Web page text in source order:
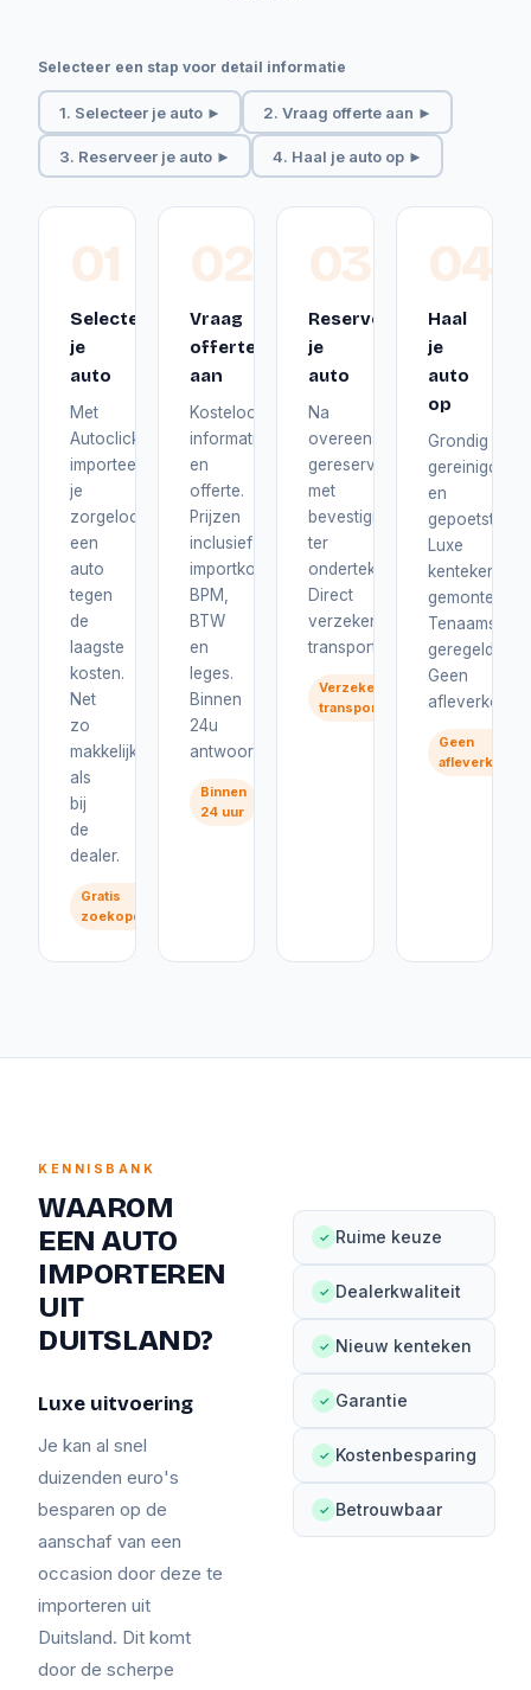
Selecteer een stap voor detail informatie
1. Selecteer je auto ► 2. Vraag offerte aan ►
3. Reserveer je auto ► 4. Haal je auto op ►
01
Selecteer
je
auto
Met
Autoclick
importeer
je
zorgeloos
een
auto
tegen
de
laagste
kosten.
Net
zo
makkelijk
als
bij
de
dealer.
Gratis
zoekopdracht
02
Vraag
offerte
aan
Kosteloos
informatie
en
offerte.
Prijzen
inclusief
importkosten,
BPM,
BTW
en
leges.
Binnen
24u
antwoord.
Binnen
24 uur
03
Reserveer
je
auto
Na
overeenstemming
gereserveerd
met
bevestiging
ter
ondertekening.
Direct
verzekerd
transport.
Verzekerd
transport
04
Haal
je
auto
op
Grondig
gereinigd
en
gepoetst.
Luxe
gemonteerd.
geregeld.
Geen
Geen
afleverkosten
KENNISBANK
WAAROM
EEN AUTO
IMPORTEREN
UIT
DUITSLAND?
Luxe uitvoering
Je kan al snel
duizenden euro's
besparen op de
aanschaf van een
occasion door deze te
importeren uit
Duitsland. Dit komt
door de scherpe
✓ Ruime keuze
✓ Dealerkwaliteit
✓ Nieuw kenteken
✓ Garantie
✓ Kostenbesparing
✓ Betrouwbaar